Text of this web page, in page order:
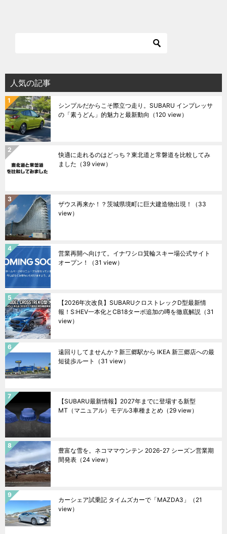
人気の記事
シンプルだからこそ際立つ走り。SUBARU インプレッサ
の「素うどん」的魅力と最新動向 （120 view）
快適に走れるのはどっち？東北道と常磐道を比較してみ
ました （39 view）
ザウス再来か！？茨城県境町に巨大建造物出現！
（33
view）
営業再開へ向けて。イナワシロ箕輪スキー場公式サイト
オープン！
（31 view）
【2026年次改良】SUBARUクロストレックD型最新情
報！S:HEV一本化とCB18ターボ追加の噂を徹底解説 （31
view）
遠回りしてませんか？新三郷駅から IKEA 新三郷店への最
短徒歩ルート
（31 view）
【SUBARU最新情報】2027年までに登場する新型
MT（マニュアル）モデル3車種まとめ （29 view）
豊富な雪を。ネコママウンテン 2026-27 シーズン営業期
間発表 （24 view）
カーシェア試乗記 タイムズカーで「MAZDA3」
（21
view）